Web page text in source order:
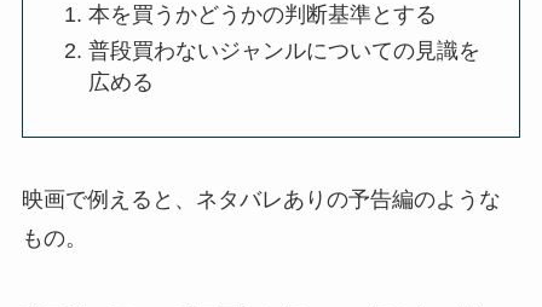
本を買うかどうかの判断基準とする
普段買わないジャンルについての見識を
広める
映画で例えると、ネタバレありの予告編のような
もの。